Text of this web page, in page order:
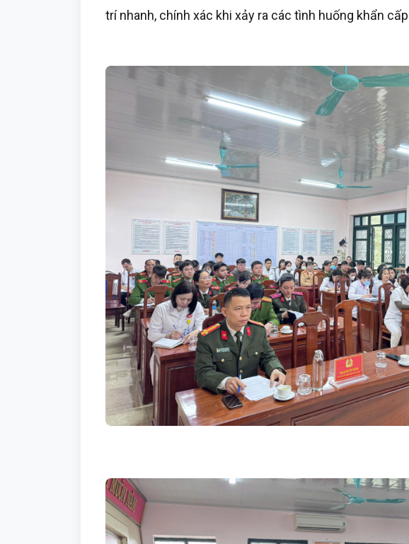
trí nhanh, chính xác khi xảy ra các tình huống khẩn